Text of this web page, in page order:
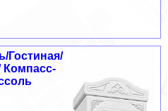
Гостиная/